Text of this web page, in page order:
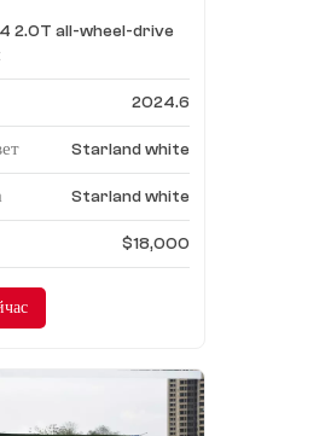
Макс
2.0T all-wheel-drive
2024.6
Starland white
Starland white
$18,000